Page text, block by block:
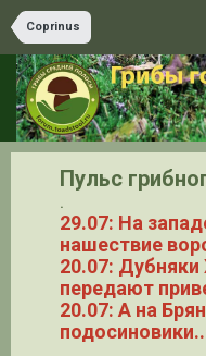
Coprinus
Пульс
.
29.07: На
нашествие
20.07: Дубняки
передают
20.07: А на